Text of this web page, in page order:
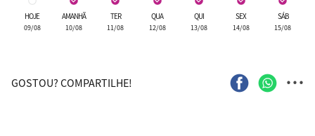
HOJE
09/08
AMANHÃ
10/08
TER
11/08
QUA
12/08
QUI
13/08
SEX
14/08
SÁB
15/08
GOSTOU? COMPARTILHE! ...